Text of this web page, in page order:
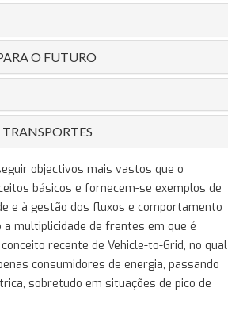
O FUTURO
objectivos mais vastos que o
básicos e fornecem-se exemplos de
e à gestão dos fluxos e comportamento
multiplicidade de frentes em que é
recente de Vehicle-to-Grid, no qual
consumidores de energia, passando
sobretudo em situações de pico de